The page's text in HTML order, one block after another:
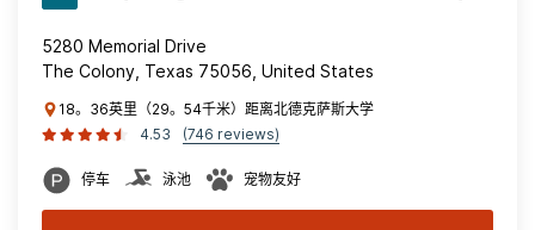
5280 Memorial Drive
The Colony, Texas 75056, United States
18。36英里（29。54千米）距离北德克萨斯大学
4.53
(746 reviews)
停车 泳池 宠物友好